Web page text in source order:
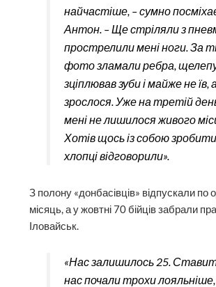
найчастіше, – сумно
Антон. – Ще стріляли з
прострелили мені ноги. За
фото зламали ребра,
зціплював зуби і майже не їв,
зрослося. Уже на третій
мені не лишилося живого
Хотів щось із собою
хлопці відговорили».
З полону «донбасівців» відпускали по
місяць, а у жовтні 70 бійців забрали
Іловайськ.
«Нас залишилось 25.
нас почали трохи